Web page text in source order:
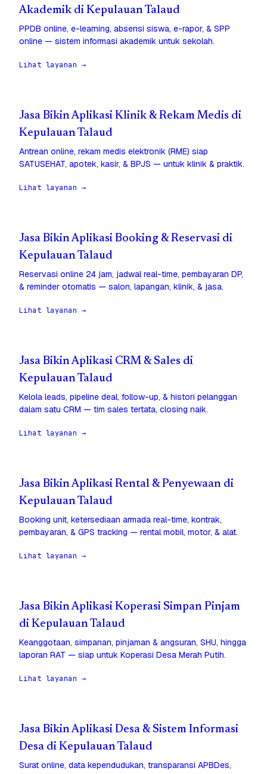
Akademik di Kepulauan Talaud
PPDB online, e-learning, absensi siswa, e-rapor, & SPP
online — sistem informasi akademik untuk sekolah.
Lihat layanan →
Jasa Bikin Aplikasi Klinik & Rekam Medis di
Kepulauan Talaud
Antrean online, rekam medis elektronik (RME) siap
SATUSEHAT, apotek, kasir, & BPJS — untuk klinik & praktik.
Lihat layanan →
Jasa Bikin Aplikasi Booking & Reservasi di
Kepulauan Talaud
Reservasi online 24 jam, jadwal real-time, pembayaran DP,
& reminder otomatis — salon, lapangan, klinik, & jasa.
Lihat layanan →
Jasa Bikin Aplikasi CRM & Sales di
Kepulauan Talaud
Kelola leads, pipeline deal, follow-up, & histori pelanggan
dalam satu CRM — tim sales tertata, closing naik.
Lihat layanan →
Jasa Bikin Aplikasi Rental & Penyewaan di
Kepulauan Talaud
Booking unit, ketersediaan armada real-time, kontrak,
pembayaran, & GPS tracking — rental mobil, motor, & alat.
Lihat layanan →
Jasa Bikin Aplikasi Koperasi Simpan Pinjam
di Kepulauan Talaud
Keanggotaan, simpanan, pinjaman & angsuran, SHU, hingga
laporan RAT — siap untuk Koperasi Desa Merah Putih.
Lihat layanan →
Jasa Bikin Aplikasi Desa & Sistem Informasi
Desa di Kepulauan Talaud
Surat online, data kependudukan, transparansi APBDes,